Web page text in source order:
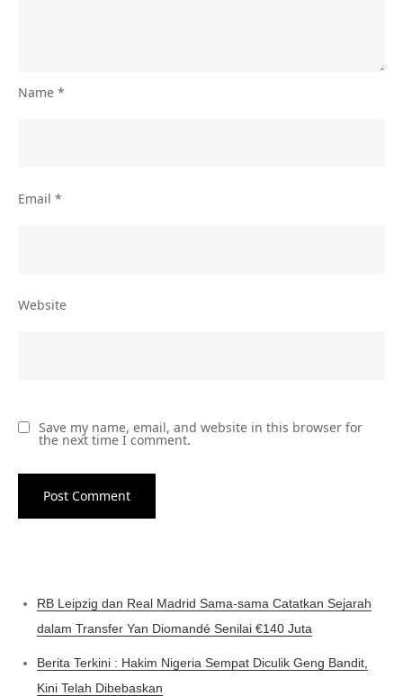
Name *
Email *
Website
Save my name, email, and website in this browser for
the next time I comment.
RB Leipzig dan Real Madrid Sama-sama Catatkan Sejarah
dalam Transfer Yan Diomandé Senilai €140 Juta
Berita Terkini : Hakim Nigeria Sempat Diculik Geng Bandit,
Kini Telah Dibebaskan